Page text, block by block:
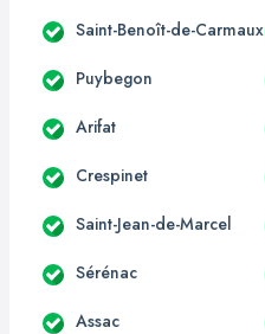
Saint-Benoît-de-Carmaux
Puybegon
Arifat
Crespinet
Saint-Jean-de-Marcel
Sérénac
Assac